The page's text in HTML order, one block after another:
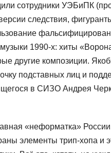
сотрудники УЭБиПК
следствия,
1990-х: хиты
другие композиции.
подставных лиц и
в СИЗО Андрея
«неформатка»
элементы трип-хопа и